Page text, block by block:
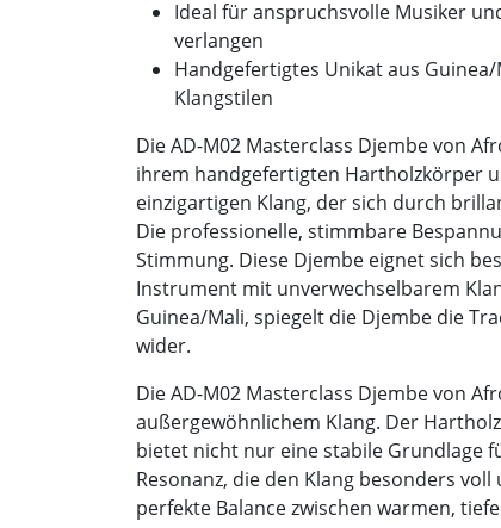
Ideal für anspruchsvolle Musiker
verlangen
Handgefertigtes Unikat aus
Klangstilen
Die AD-M02 Masterclass Djembe von
ihrem handgefertigten Hartholzkörper
einzigartigen Klang, der sich durch
Die professionelle, stimmbare
Stimmung. Diese Djembe eignet sich
Instrument mit unverwechselbarem
Guinea/Mali, spiegelt die Djembe die
wider.
Die AD-M02 Masterclass Djembe von
außergewöhnlichem Klang. Der
bietet nicht nur eine stabile Grundlage
Resonanz, die den Klang besonders
perfekte Balance zwischen warmen,